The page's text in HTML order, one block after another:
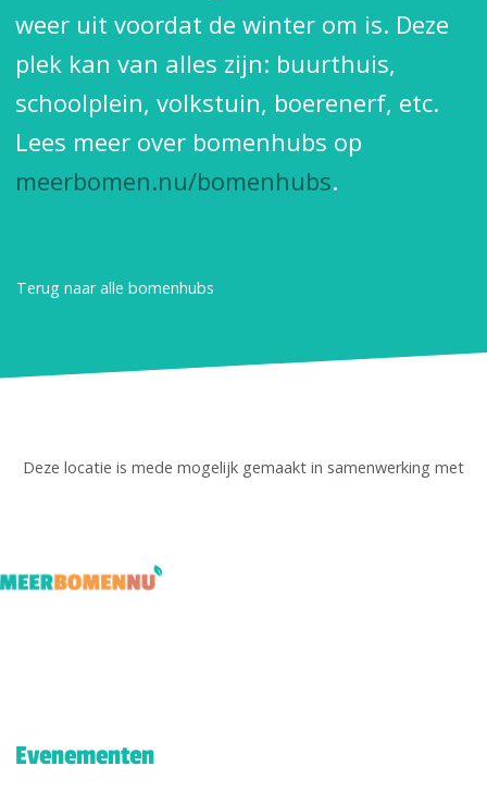
weer uit voordat de winter om is. Deze
plek kan van alles zijn: buurthuis,
schoolplein, volkstuin, boerenerf, etc.
Lees meer over bomenhubs op
meerbomen.nu/bomenhubs.
Terug naar alle bomenhubs
Deze locatie is mede mogelijk gemaakt in samenwerking met
Evenementen